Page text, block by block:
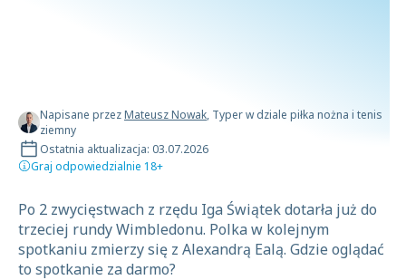
Napisane przezMateusz Nowak, Typer w dziale piłka nożna i tenis
ziemny
Ostatnia aktualizacja: 03.07.2026
Graj odpowiedzialnie 18+
Po 2 zwycięstwach z rzędu Iga Świątek dotarła już do
trzeciej rundy Wimbledonu. Polka w kolejnym
spotkaniu zmierzy się z Alexandrą Ealą. Gdzie oglądać
to spotkanie za darmo?